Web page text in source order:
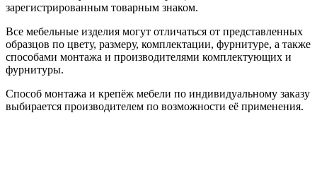
зарегистрированным товарным знаком.
Все мебельные изделия могут отличаться от представленных
образцов по цвету, размеру, комплектации, фурнитуре, а также
способами монтажа и производителями комплектующих и
фурнитуры.
Способ монтажа и крепёж мебели по индивидуальному заказу
выбирается производителем по возможности её применения.